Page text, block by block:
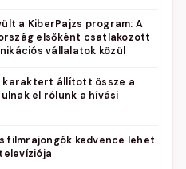
a KiberPajzs program: A
elsőként csatlakozott
vállalatok közül
karaktert állított össze a
el rólunk a hívási
filmrajongók kedvence lehet